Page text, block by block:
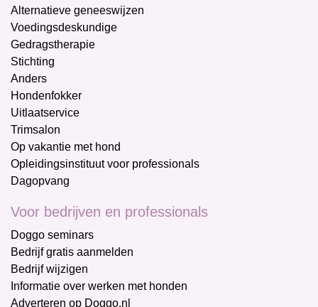
Alternatieve geneeswijzen
Voedingsdeskundige
Gedragstherapie
Stichting
Anders
Hondenfokker
Uitlaatservice
Trimsalon
Op vakantie met hond
Opleidingsinstituut voor professionals
Dagopvang
Voor bedrijven en professionals
Doggo seminars
Bedrijf gratis aanmelden
Bedrijf wijzigen
Informatie over werken met honden
Adverteren op Doggo.nl